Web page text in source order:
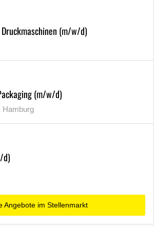
(m/w/d)
(m/w/d)
Hamburg
d)
Angebote im Stellenmarkt